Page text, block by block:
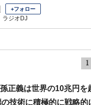
+フォロー
ラジオDJ
1
正義は世界の10兆円
技術に積極的に戦略